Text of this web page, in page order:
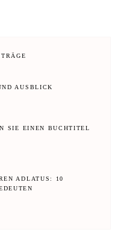
AUSBLICK
SIE EINEN BUCHTITEL
ADLATUS: 10 F